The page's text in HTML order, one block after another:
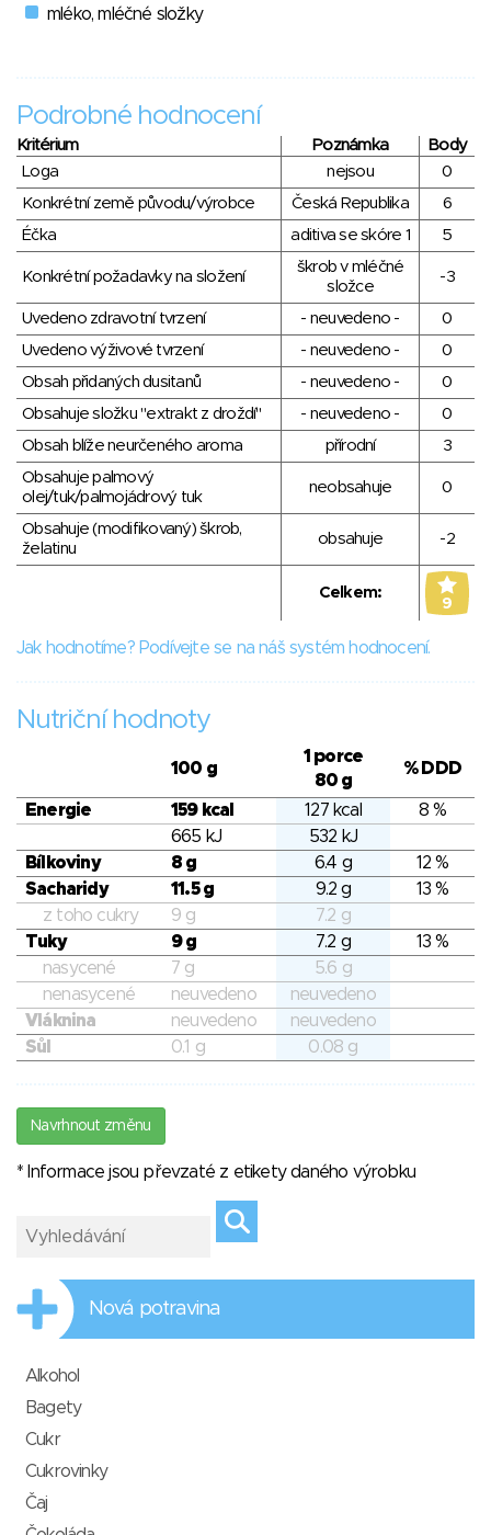
mléko, mléčné složky
Podrobné hodnocení
Kritérium Poznámka
Body
Loga
nejsou
0
Konkrétní země původu/výrobce
Česká Republika
6
Éčka
aditiva se skóre 1 5
Konkrétní požadavky na složení
škrob v mléčné
složce
-3
Uvedeno zdravotní tvrzení - neuvedeno -
0
Uvedeno výživové tvrzení
- neuvedeno -
0
Obsah přidaných dusitanů
- neuvedeno -
0
Obsahuje složku "extrakt z droždí"
- neuvedeno -
0
Obsah blíže neurčeného aroma
přírodní
3
Obsahuje palmový
olej/tuk/palmojádrový tuk
neobsahuje 0
Obsahuje (modifikovaný) škrob,
želatinu
obsahuje -2
Celkem:
9
Jak hodnotíme? Podívejte se na náš systém hodnocení.
Nutriční hodnoty
100 g
1 porce
80 g
% DDD
Energie 159 kcal 127 kcal
8 %
665 kJ
532 kJ
Bílkoviny
8 g 6.4 g
12 %
Sacharidy
11.5 g 9.2 g
13 %
z toho cukry
9 g
7.2 g
Tuky
9 g 7.2 g
13 %
nasycené
7 g
5.6 g
nenasycené
neuvedeno
neuvedeno
Vláknina
neuvedeno
neuvedeno
Sůl
0.1 g 0.08 g
Navrhnout změnu
* Informace jsou převzaté z etikety daného výrobku
Nová potravina
Alkohol
Bagety
Cukr
Cukrovinky
Čaj